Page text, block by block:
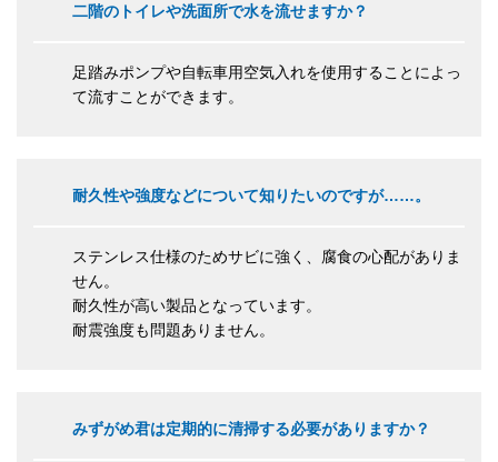
二階のトイレや洗面所で水を流せますか？
足踏みポンプや自転車用空気入れを使用することによっ
て流すことができます。
耐久性や強度などについて知りたいのですが……。
ステンレス仕様のためサビに強く、腐食の心配がありま
せん。
耐久性が高い製品となっています。
耐震強度も問題ありません。
みずがめ君は定期的に清掃する必要がありますか？